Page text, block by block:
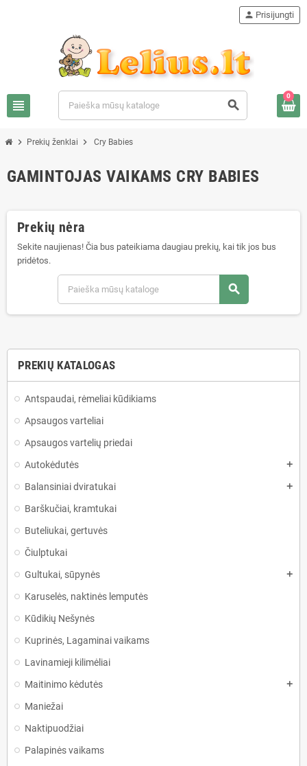
view_headline search
person Prisijungti
0
chevron_right Prekių ženklai chevron_right Cry Babies
PREKIŲ KATALOGAS
Antspaudai, rėmeliai kūdikiams
Apsaugos varteliai
Apsaugos vartelių priedai
Autokėdutės
add
Balansiniai dviratukai add
Barškučiai, kramtukai
Buteliukai, gertuvės
Čiulptukai
Gultukai, sūpynės
add
Karuselės, naktinės lemputės
Kūdikių Nešynės
Kuprinės, Lagaminai vaikams
Lavinamieji kilimėliai
Maitinimo kėdutės
add
Maniežai
Naktipuodžiai
Palapinės vaikams
GAMINTOJAS VAIKAMS CRY BABIES
Prekių nėra
Sekite naujienas! Čia bus pateikiama daugiau prekių, kai tik jos bus
pridėtos.
search